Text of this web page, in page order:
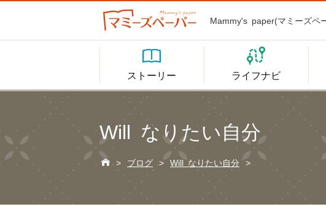
Mammy's paper(マミーズペ

ストーリー

ライフナビ
Will なりたい自分
 > ブログ > Will なりたい自分 >